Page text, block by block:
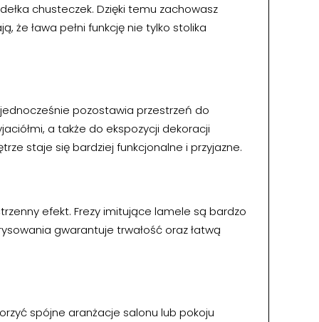
chusteczek. Dzięki temu zachowasz
że ława pełni funkcję nie tylko stolika
pozostawia przestrzeń do
a także do ekspozycji dekoracji
staje się bardziej funkcjonalne i przyjazne.
efekt. Frezy imitujące lamele są bardzo
gwarantuje trwałość oraz łatwą
spójne aranżacje salonu lub pokoju